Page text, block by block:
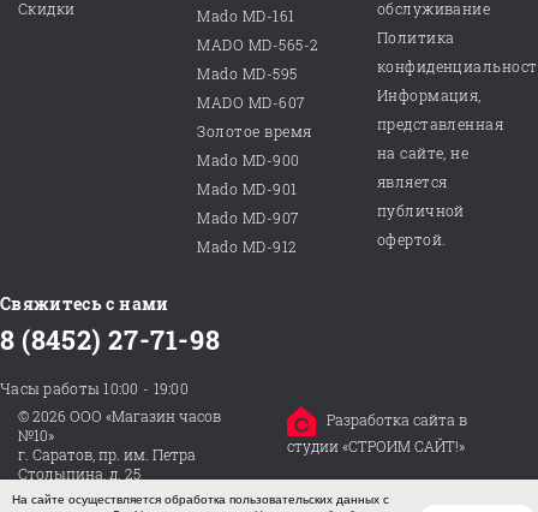
Скидки
Mado MD-161
MADO MD-565-2
Mado MD-595
MADO MD-607
Золотое время
Mado MD-900
Mado MD-901
Mado MD-907
Mado MD-912
обслуживание
Политика
Информация,
представленная
на сайте, не
является
публичной
офертой.
Свяжитесь с нами
8 (8452) 27-71-98
Часы работы 10:00 - 19:00
© 2026 ООО «Магазин часов
№10»
г. Саратов, пр. им. Петра
Столыпина, д. 25
Разработка сайта в
студии «СТРОИМ САЙТ!»
На сайте осуществляется обработка пользовательских данных с